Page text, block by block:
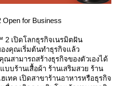
Open for Business
2 เปิดโลกธุรกิจเนรมิตฝัน
งคุณเริ่มต้นทำธุรกิจแล้ว
สามารถสร้างธุรกิจของตัวเองได้
บร้านเสื้อผ้า ร้านเสริมสวย ร้าน
เทค เปิดสาขาร้านอาหารหรือธุรกิจ